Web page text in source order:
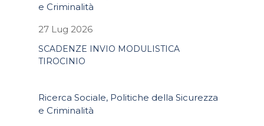
e Criminalità
27 Lug 2026
SCADENZE INVIO MODULISTICA
TIROCINIO
Ricerca Sociale, Politiche della Sicurezza
e Criminalità